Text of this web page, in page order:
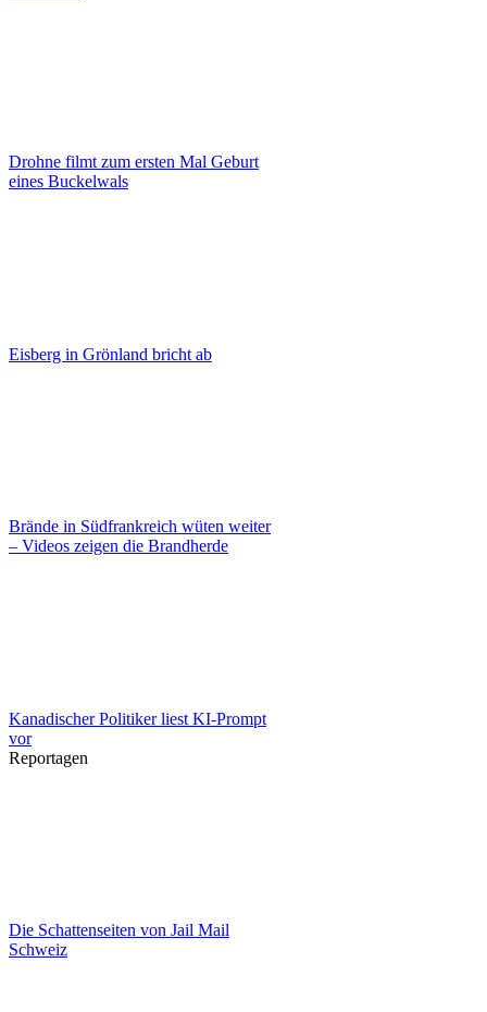
Drohne filmt zum ersten Mal Geburt
eines Buckelwals
Eisberg in Grönland bricht ab
Brände in Südfrankreich wüten weiter
– Videos zeigen die Brandherde
Kanadischer Politiker liest KI-Prompt
vor
Reportagen
Die Schattenseiten von Jail Mail
Schweiz